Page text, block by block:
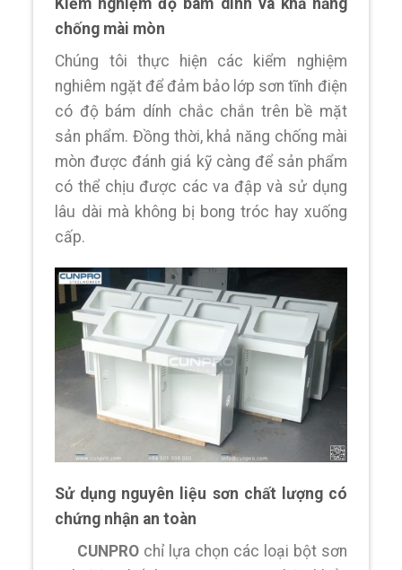
chống mài mòn
Chúng tôi thực hiện các kiểm nghiệm
nghiêm ngặt để đảm bảo lớp sơn tĩnh điện
có độ bám dính chắc chắn trên bề mặt
sản phẩm. Đồng thời, khả năng chống mài
mòn được đánh giá kỹ càng để sản phẩm
có thể chịu được các va đập và sử dụng
lâu dài mà không bị bong tróc hay xuống
cấp.
Sử dụng nguyên liệu sơn chất lượng có
chứng nhận an toàn
CUNPRO chỉ lựa chọn các loại bột sơn